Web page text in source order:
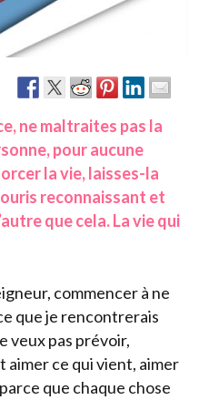
ne maltraites pas la
pour aucune
la vie, laisses-la
reconnaissant et
que cela. La vie qui
commencer à ne
que je rencontrerais
veux pas prévoir,
aimer ce qui vient, aimer
que chaque chose